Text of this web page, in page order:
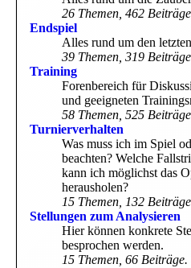
26 Themen, 462
Endspiel
Alles rund um den
39 Themen, 319
Training
Forenbereich für
und geeigneten
58 Themen, 525
Turnierverhalten
Was muss ich im Spiel
beachten? Welche
kann ich möglichst das
herausholen?
15 Themen, 132
Stellungen zum Analysieren
Hier können konkrete
besprochen werden.
15 Themen, 66 Beiträge.